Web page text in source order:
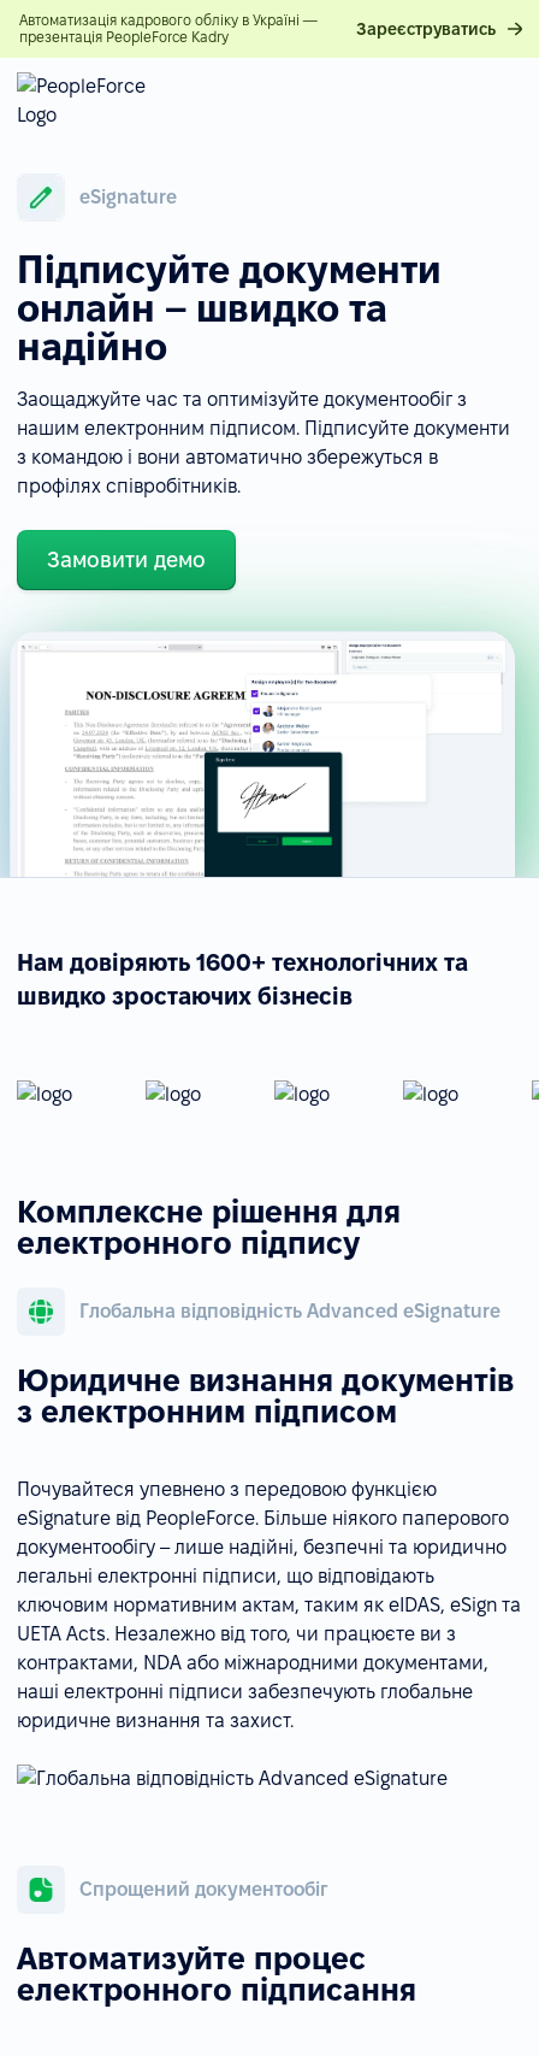
Автоматизація кадрового обліку в Україні —
презентація PeopleForce Kadry
Зареєструватись
eSignature
Підписуйте документи
онлайн – швидко та
надійно
Заощаджуйте час та оптимізуйте документообіг з
нашим електронним підписом. Підписуйте документи
з командою і вони автоматично збережуться в
профілях співробітників.
Замовити демо
Нам довіряють 1600+ технологічних та
швидко зростаючих бізнесів
Комплексне рішення для
електронного підпису
Глобальна відповідність Advanced eSignature
Юридичне визнання документів
з електронним підписом
Почувайтеся упевнено з передовою функцією
eSignature від PeopleForce. Більше ніякого паперового
документообігу – лише надійні, безпечні та юридично
легальні електронні підписи, що відповідають
ключовим нормативним актам, таким як eIDAS, eSign та
UETA Acts. Незалежно від того, чи працюєте ви з
контрактами, NDA або міжнародними документами,
наші електронні підписи забезпечують глобальне
юридичне визнання та захист.
Спрощений документообіг
Автоматизуйте процес
електронного підписання